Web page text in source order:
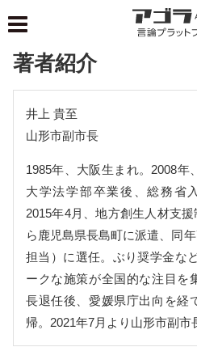
著者紹介
井上 貴至
山形市副市長
1985年、大阪生まれ。2008年
大学法学部卒業後、総務省入
2015年4月、地方創生人材支
ら鹿児島県長島町に派遣、同
担当）に選任。ぶり奨学金な
ークな施策が全国的な注目を
長退任後、愛媛県庁出向を経
帰。2021年7月より山形市副市